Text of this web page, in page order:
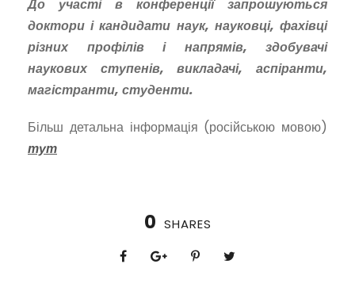
До участі в конференції запрошуються
доктори і кандидати наук, науковці, фахівці
різних профілів і напрямів, здобувачі
наукових ступенів, викладачі, аспіранти,
магістранти, студенти.
Більш детальна інформація (російською мовою)
тут
0 SHARES